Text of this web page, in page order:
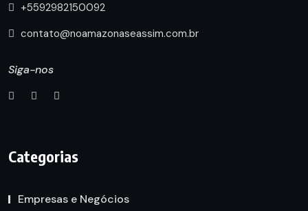
+5592982150092
contato@noamazonaseassim.com.br
Siga-nos
Categorias
Empresas e Negócios